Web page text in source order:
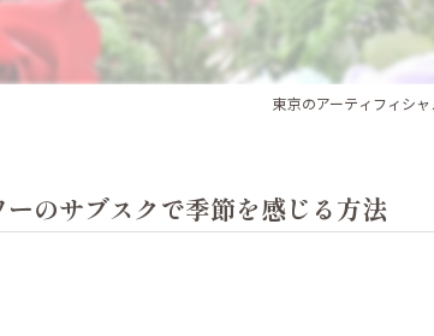
東京のアーティフィシ
のサブスクで季節を感じる方法